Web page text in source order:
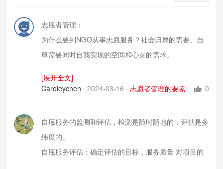
志愿者管理：
为什么要到NGO从事志愿服务？社会归属的需要、自
尊需要同时自我实现的空间和心灵的需求。
[展开全文]
Caroleychen · 2024-03-16 · 志愿者管理的要素 0
自愿服务的监测和评估，检测是随时随地的，评估是多
纬度的。
自愿服务评估：确定评估的目标，服务质量 对项目的